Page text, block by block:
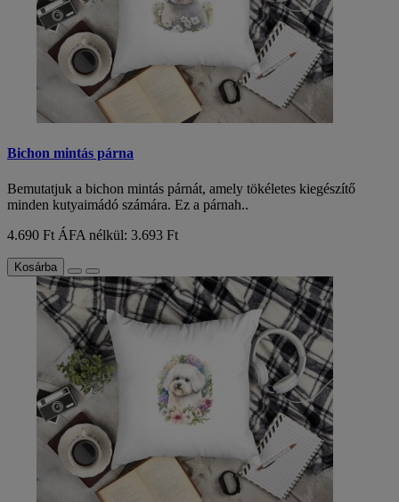
Bichon mintás párna
Bemutatjuk a bichon mintás párnát, amely tökéletes kiegészítő
minden kutyaimádó számára. Ez a párnah..
4.690 Ft ÁFA nélkül: 3.693 Ft
Kosárba